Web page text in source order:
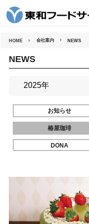
HOME 会社案内 NEWS
NEWS
お知らせ
椿屋珈琲
DONA